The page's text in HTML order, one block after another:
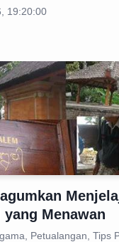
19:20:00
yang Menawan
Petualangan, Tips